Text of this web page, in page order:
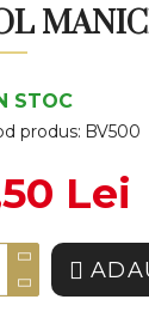
STOC
produs: BV500
Lei